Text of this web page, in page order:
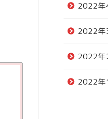
2022年
2022年
2022年
2022年